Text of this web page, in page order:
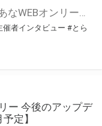
こんにちは、とらのあなWEBオンリー運営スタッフです。 新たにお届けする、イベント主催者インタビュー-マルシェ編-は、 とらのあなWEBオンリー「マルシェ」をご利用した主催様に 「マルシェ」を使って開催した感想や心がけをお聞きする企画です。 今回は、WEBオンリー開催7回目迎えた「マレシルプラン – Online7 –」より、 主催の玉川うた様にお話を伺いました。 ▼マレシルプランのインタビュー前回記事 「イベント主催者インタビュー vol.6」はこちら 協力：玉川うた様（マレシルプラン実行委員会 代表）／イベント公式Twitter（@mallesil_plan） とらのあなWEBオンリー「マルシェ」とは？ WEBオンリーでリアルタイムでコミュニケーションがとれるオンライン会場です。
催者インタビュー #とら
ー 今後のアップデ
定】